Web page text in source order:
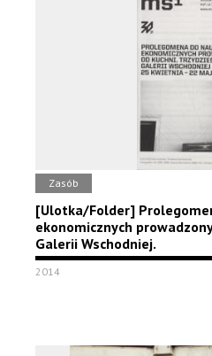
Zasób
[Ulotka/Folder]
ekonomicznych
Galerii Wschodniej.
2014